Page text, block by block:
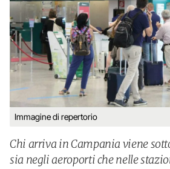
Immagine di repertorio
Chi arriva in Campania viene
sia negli aeroporti che nelle